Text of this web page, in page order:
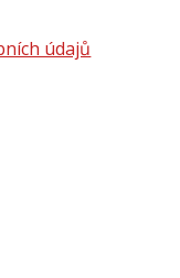
údajů